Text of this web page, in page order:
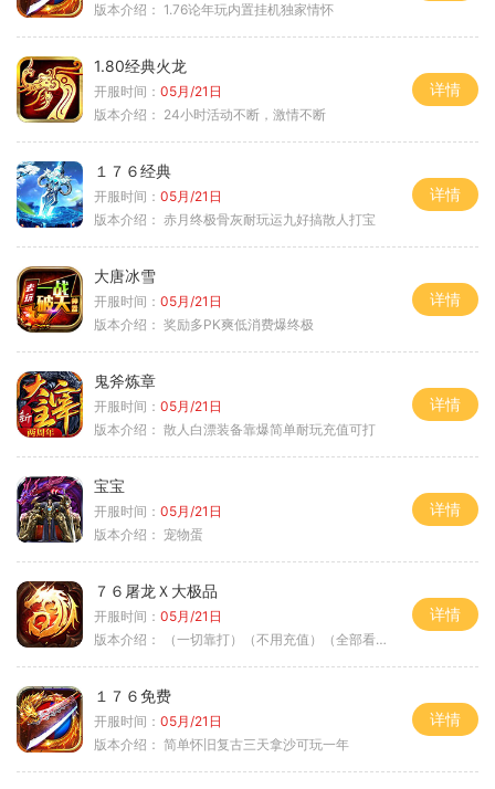
版本介绍： 1.76论年玩内置挂机独家情怀
1.80经典火龙
开服时间： 05月/21日
版本介绍： 24小时活动不断，激情不断
详情
１７６经典
开服时间： 05月/21日
版本介绍： 赤月终极骨灰耐玩运九好搞散人打宝
详情
大唐冰雪
开服时间： 05月/21日
版本介绍： 奖励多PK爽低消费爆终极
详情
鬼斧炼章
开服时间： 05月/21日
版本介绍： 散人白漂装备靠爆简单耐玩充值可打
详情
宝宝
开服时间： 05月/21日
版本介绍： 宠物蛋
详情
７６屠龙Ｘ大极品
开服时间： 05月/21日
版本介绍：
（一切靠打）（不用充值）（全部看脸）
详情
１７６免费
开服时间： 05月/21日
版本介绍： 简单怀旧复古三天拿沙可玩一年
详情